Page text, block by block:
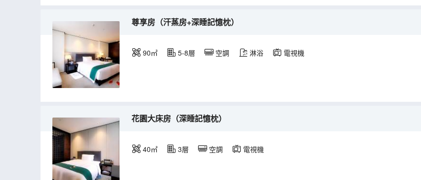
尊享房（汗蒸房+深睡記憶枕）
90㎡ 5-8層 空調 淋浴 電視機
花園大床房（深睡記憶枕）
40㎡ 3層 空調 電視機